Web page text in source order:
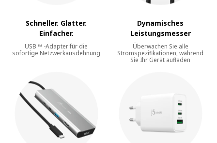
Schneller. Glatter.
Einfacher.
USB ™ -Adapter für die
sofortige Netzwerkausdehnung
Dynamisches
Leistungsmesser
Überwachen Sie alle
Stromspezifikationen, während
Sie Ihr Gerät aufladen